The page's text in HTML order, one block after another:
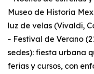
Museo de Historia
luz de velas (Vivaldi,
- Festival de Verano
sedes): fiesta urbana
ferias y cursos, con